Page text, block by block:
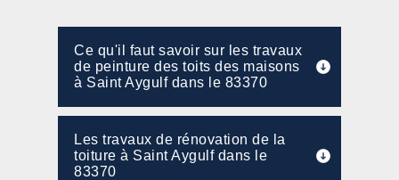
Ce qu'il faut savoir sur les travaux
de peinture des toits des maisons
à Saint Aygulf dans le 83370
Les travaux de rénovation de la
toiture à Saint Aygulf dans le
83370